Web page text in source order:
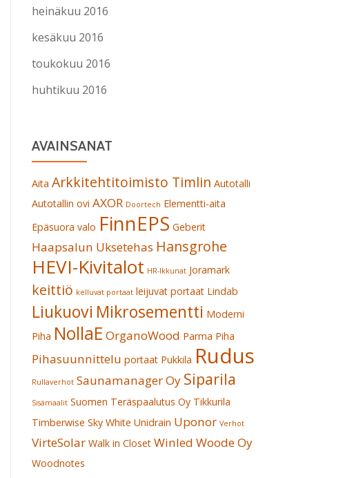
heinäkuu 2016
kesäkuu 2016
toukokuu 2016
huhtikuu 2016
AVAINSANAT
Aita Arkkitehtitoimisto Timlin Autotalli
Autotallin ovi AXOR Doortech Elementti-aita
Epäsuora valo FinnEPS Geberit
Haapsalun Uksetehas Hansgrohe
HEVI-Kivitalot HR-Ikkunat Joramark
keittiö kelluvat portaat leijuvat portaat Lindab
Liukuovi Mikrosementti Moderni
Piha NollaE OrganoWood Parma Piha
Pihasuunnittelu portaat Pukkila Rudus
Rullaverhot Saunamanager Oy Siparila
Sisämaalit Suomen Teräspaalutus Oy Tikkurila
Timberwise Sky White Unidrain Uponor Verhot
VirteSolar Walk in Closet Winled Woode Oy
Woodnotes